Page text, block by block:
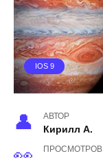
IOS 9
АВТОР
Кирилл А.
ПРОСМОТРОВ